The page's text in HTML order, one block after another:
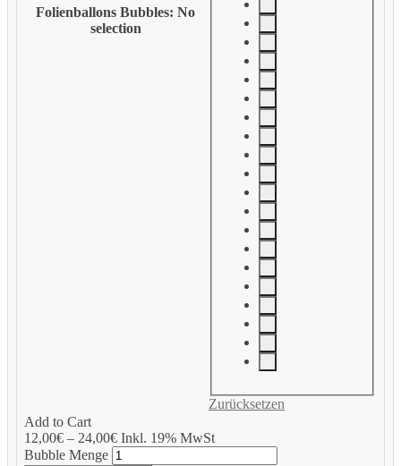
Add to Cart
12,00€– 24,00€Inkl. 19% MwSt
Folienballons Bubbles: No
selection
Zurücksetzen
Bubble Menge